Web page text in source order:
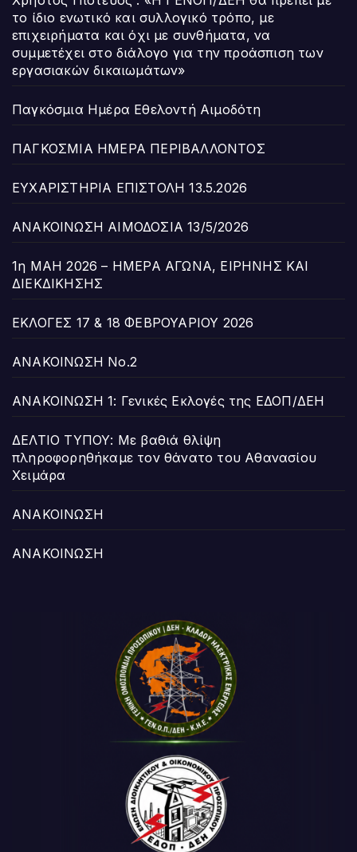
το ίδιο ενωτικό και συλλογικό τρόπο, με
επιχειρήματα και όχι με συνθήματα, να
συμμετέχει στο διάλογο για την προάσπιση των
εργασιακών δικαιωμάτων»
Παγκόσμια Ημέρα Εθελοντή Αιμοδότη
ΠΑΓΚΟΣΜΙΑ ΗΜΕΡΑ ΠΕΡΙΒΑΛΛΟΝΤΟΣ
ΕΥΧΑΡΙΣΤΗΡΙΑ ΕΠΙΣΤΟΛΗ 13.5.2026
ΑΝΑΚΟΙΝΩΣΗ ΑΙΜΟΔΟΣΙΑ 13/5/2026
1η ΜΑΗ 2026 – ΗΜΕΡΑ ΑΓΩΝΑ, ΕΙΡΗΝΗΣ ΚΑΙ
ΔΙΕΚΔΙΚΗΣΗΣ
ΕΚΛΟΓΕΣ 17 & 18 ΦΕΒΡΟΥΑΡΙΟΥ 2026
ΑΝΑΚΟΙΝΩΣΗ Νο.2
ΑΝΑΚΟΙΝΩΣΗ 1: Γενικές Εκλογές της ΕΔΟΠ/ΔΕΗ
ΔΕΛΤΙΟ ΤΥΠΟΥ: Με βαθιά θλίψη
πληροφορηθήκαμε τον θάνατο του Αθανασίου
Χειμάρα
ΑΝΑΚΟΙΝΩΣΗ
ΑΝΑΚΟΙΝΩΣΗ